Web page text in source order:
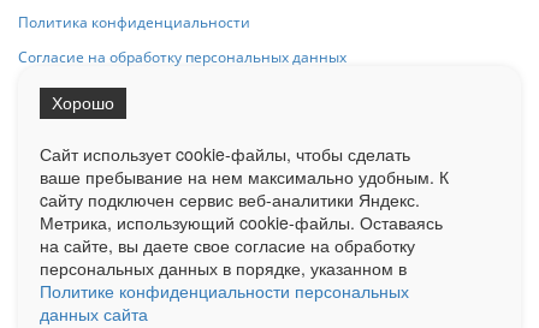
Политика конфиденциальности
Согласие на обработку персональных данных
на Сетевое издание «ОрелТаймс» обязательна.
Ограниченная статистика посещаемости доступна на сайте
Liveinternet.ru . Подробная статистика для рекламодателей по запросу
у менеджера.
Реклама Документы О нас Контакты
Сайт использует cookie-файлы, чтобы сделать
ваше пребывание на нем максимально удобным. К
cайту подключен сервис веб-аналитики Яндекс.
Метрика, использующий cookie-файлы. Оставаясь
на сайте, вы даете свое согласие на обработку
персональных данных в порядке, указанном в
Политике конфиденциальности персональных
данных сайта
Хорошо